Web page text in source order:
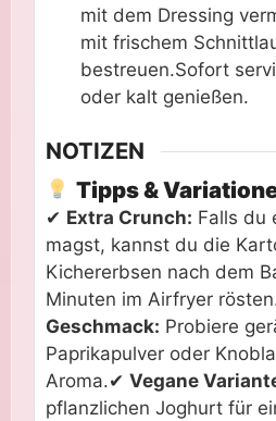
mit dem Dressing
mit frischem
bestreuen.Sofort
oder kalt genießen.
NOTIZEN
Tipps &
✔ Extra Crunch: Falls du
magst, kannst du die
Kichererbsen nach dem
Minuten im Airfryer
Geschmack: Probiere
Paprikapulver oder
Aroma.✔ Vegane
pflanzlichen Joghurt für